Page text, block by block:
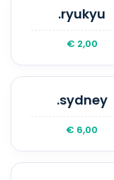
.ryukyu
€ 2,00
.sydney
€ 6,00